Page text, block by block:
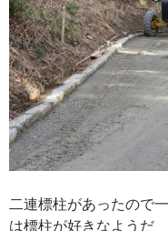
二連標柱があったので
は標柱が好きなようだ